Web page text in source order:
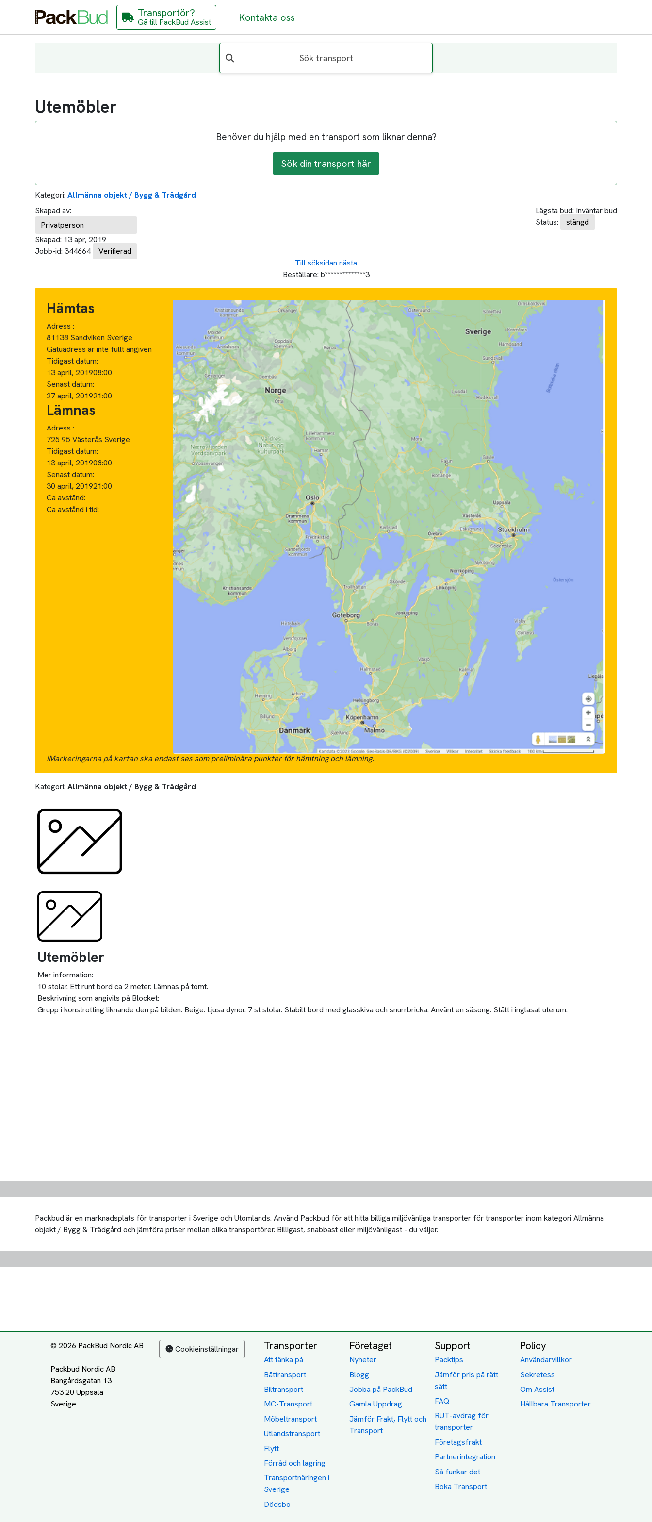
Transportör?
Gå till PackBud Assist Kontakta oss
Sök transport
Utemöbler
Behöver du hjälp med en transport som liknar denna?
Sök din transport här
Kategori: Allmänna objekt / Bygg & Trädgård
Skapad av:
Privatperson
Skapad: 13 apr, 2019
Jobb-id: 344664 Verifierad
Lägsta bud: Inväntar bud
Status:
stängd
Till söksidan nästa
Beställare: b**************3
Hämtas
Adress :
81138 Sandviken Sverige
Gatuadress är inte fullt angiven
Tidigast datum:
13 april, 201908:00
Senast datum:
27 april, 201921:00
Lämnas
Adress :
725 95 Västerås Sverige
Tidigast datum:
13 april, 201908:00
Senast datum:
30 april, 201921:00
Ca avstånd:
Ca avstånd i tid:
iMarkeringarna på kartan ska endast ses som preliminära punkter för hämtning och lämning.
Kategori: Allmänna objekt / Bygg & Trädgård
Utemöbler
Mer information:
10 stolar. Ett runt bord ca 2 meter. Lämnas på tomt.
Beskrivning som angivits på Blocket:
Grupp i konstrotting liknande den på bilden. Beige. Ljusa dynor. 7 st stolar. Stabilt bord med glasskiva och snurrbricka. Använt en säsong. Stått i inglasat uterum.
Packbud är en marknadsplats för transporter i Sverige och Utomlands. Använd Packbud för att hitta billiga miljövänliga transporter för transporter inom kategori Allmänna
objekt / Bygg & Trädgård och jämföra priser mellan olika transportörer. Billigast, snabbast eller miljövänligast - du väljer.
© 2026 PackBud Nordic AB
Packbud Nordic AB
Bangårdsgatan 13
753 20 Uppsala
Cookieinställningar Transporter
Att tänka på
Båttransport
Biltransport
MC-Transport
Möbeltransport
Utlandstransport
Flytt
Förråd och lagring
Transportnäringen i
Sverige
Dödsbo
Företaget
Nyheter
Blogg
Jobba på PackBud
Gamla Uppdrag
Jämför Frakt, Flytt och
Transport
Support
Packtips
Jämför pris på rätt
sätt
FAQ
RUT-avdrag för
transporter
Företagsfrakt
Partnerintegration
Så funkar det
Boka Transport
Policy
Användarvillkor
Sekretess
Om Assist
Hållbara Transporter